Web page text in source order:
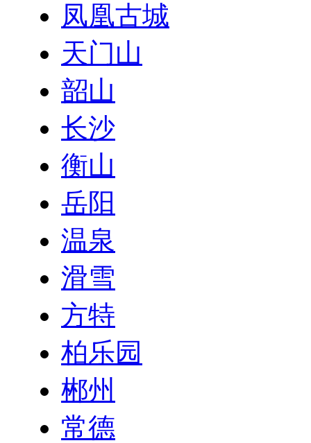
凤凰古城
天门山
韶山
长沙
衡山
岳阳
温泉
滑雪
方特
柏乐园
郴州
常德